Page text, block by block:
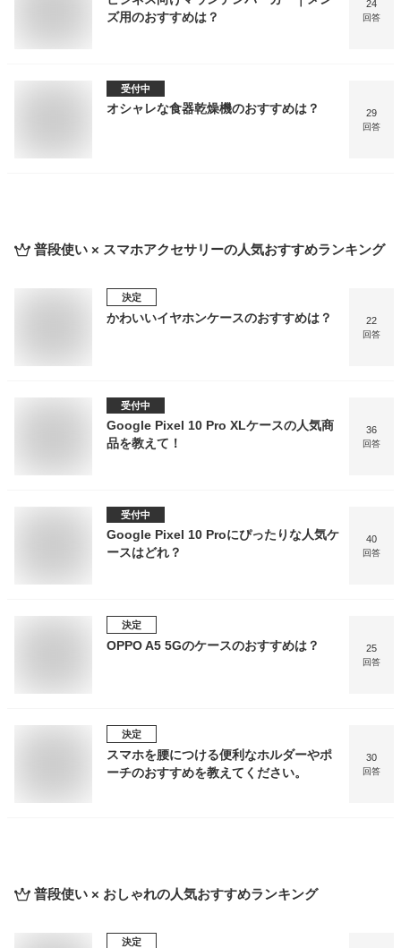
ズ用のおすすめは？
24
回答
受付中
オシャレな食器乾燥機のおすすめは？ 29
回答
普段使い × スマホアクセサリーの人気おすすめランキング
決定
かわいいイヤホンケースのおすすめは？ 22
回答
受付中
Google Pixel 10 Pro XLケースの人気商
品を教えて！
36
回答
受付中
Google Pixel 10 Proにぴったりな人気ケ
ースはどれ？
40
回答
決定
OPPO A5 5Gのケースのおすすめは？ 25
回答
決定
スマホを腰につける便利なホルダーやポ
ーチのおすすめを教えてください。
30
回答
普段使い × おしゃれの人気おすすめランキング
決定